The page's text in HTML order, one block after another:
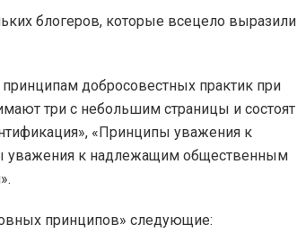
блогеров, которые всецело выразили
добросовестных практик при
три с небольшим страницы и состоят
«Принципы уважения к
уважения к надлежащим общественным
принципов» следующие: